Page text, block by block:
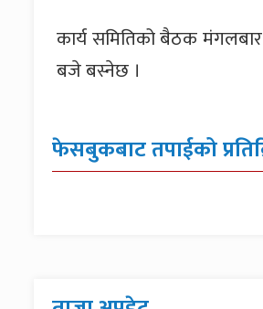
कार्य समितिको बैठक मंगलबार
बजे बस्नेछ ।
फेसबुकबाट तपाईको